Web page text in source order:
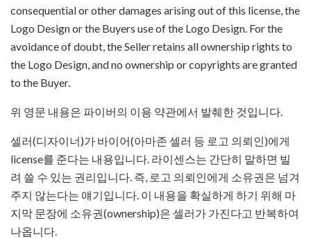
consequential or other damages arising out of this license, the
Logo Design or the Buyers use of the Logo Design. For the
avoidance of doubt, the Seller retains all ownership rights to
the Logo Design, and no ownership or copyrights are granted
to the Buyer.
위 영문 내용은 파이버의 이용 약관에서 발췌한 것입니다.
셀러(디자이너)가 바이어(아마존 셀러 등 로고 의뢰인)에게
license를 준다는 내용입니다. 라이센스는 간단히 말하면 빌
려 쓸 수 있는 권리입니다. 즉, 로고 의뢰인에게 소유권은 넘겨
주지 않는다는 얘기입니다. 이 내용을 확실하게 하기 위해 마
지막 문장에 소유권(ownership)은 셀러가 가진다고 반복하여
나옵니다.